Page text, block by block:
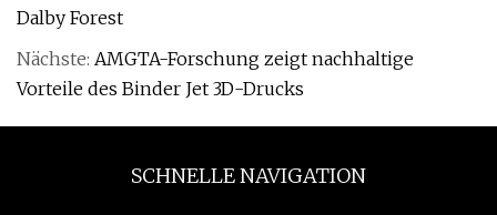
Dalby Forest
Nächste: AMGTA-Forschung zeigt nachhaltige
Vorteile des Binder Jet 3D-Drucks
SCHNELLE NAVIGATION